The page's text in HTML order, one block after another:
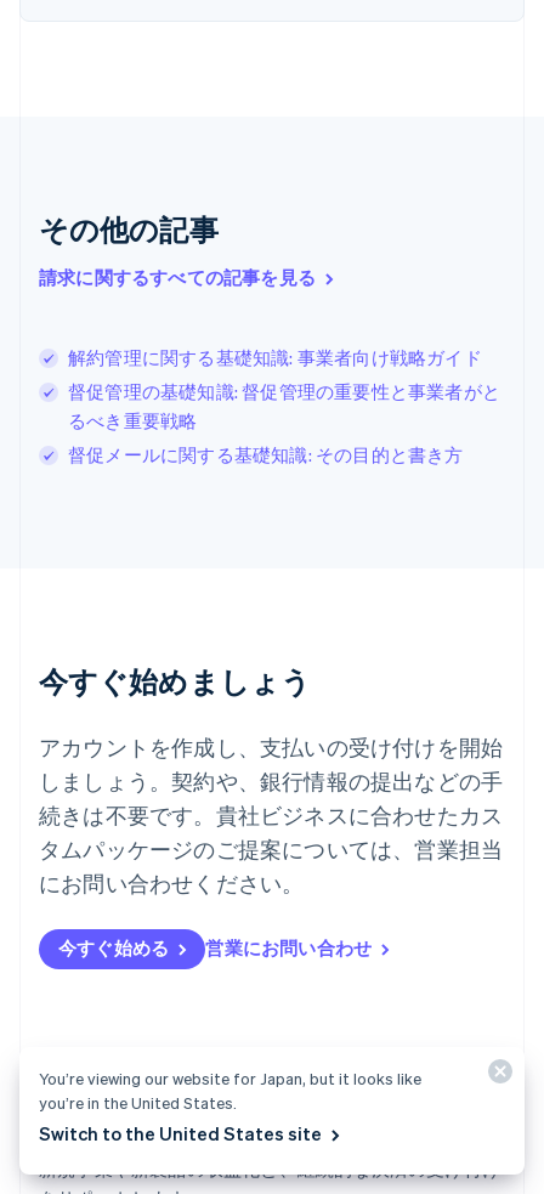
その他の記事
請求に関するすべての記事を見る
解約管理に関する基礎知識: 事業者向け戦略ガイド
督促管理の基礎知識: 督促管理の重要性と事業者がと
るべき重要戦略
督促メールに関する基礎知識: その目的と書き方
今すぐ始めましょう
アカウントを作成し、支払いの受け付けを開始
しましょう。契約や、銀行情報の提出などの手
続きは不要です。貴社ビジネスに合わせたカス
タムパッケージのご提案については、営業担当
にお問い合わせください。
今すぐ始める 営業にお問い合わせ
Billing
新規事業や新製品の収益化と、継続的な決済の受け付け
English
シンガポール
スイス
SvenskaEnglish
スペイン
Español English
スロバキア
English
ドイツ
ニュージーランド
English
ノルウェー
English
ハンガリー
English
フィンランド
ブラジル
PortuguêsEnglish
フランス
ベルギー
NederlandsFrançaisDeutsch
ポーランド
English
ポルトガル
You’re viewing our website for Japan, but it looks like
you’re in the United States.
Switch to the United States site